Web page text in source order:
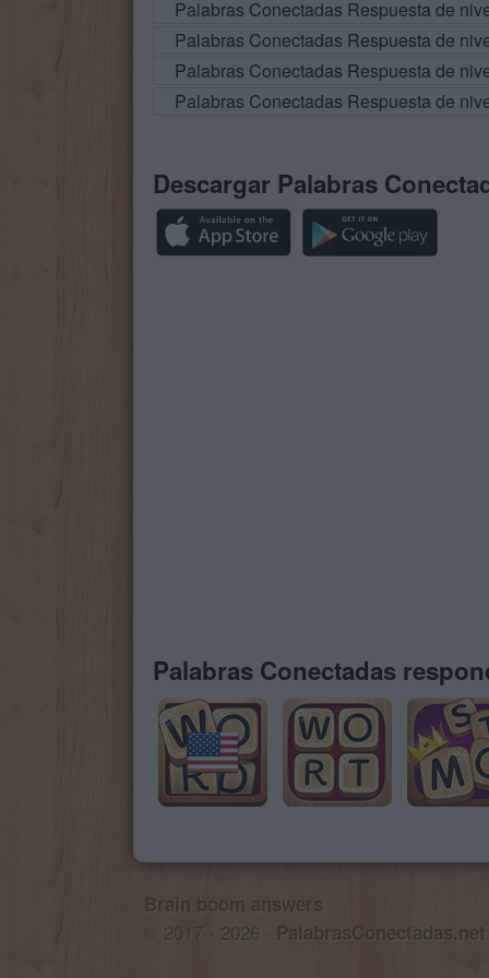
Palabras Conectadas Respuesta de
Palabras Conectadas Respuesta de
Palabras Conectadas Respuesta de
Palabras Conectadas Respuesta de
Descargar Palabras
Palabras Conectadas
Brain boom answers
© 2017 - 2026 · PalabrasConectadas.net